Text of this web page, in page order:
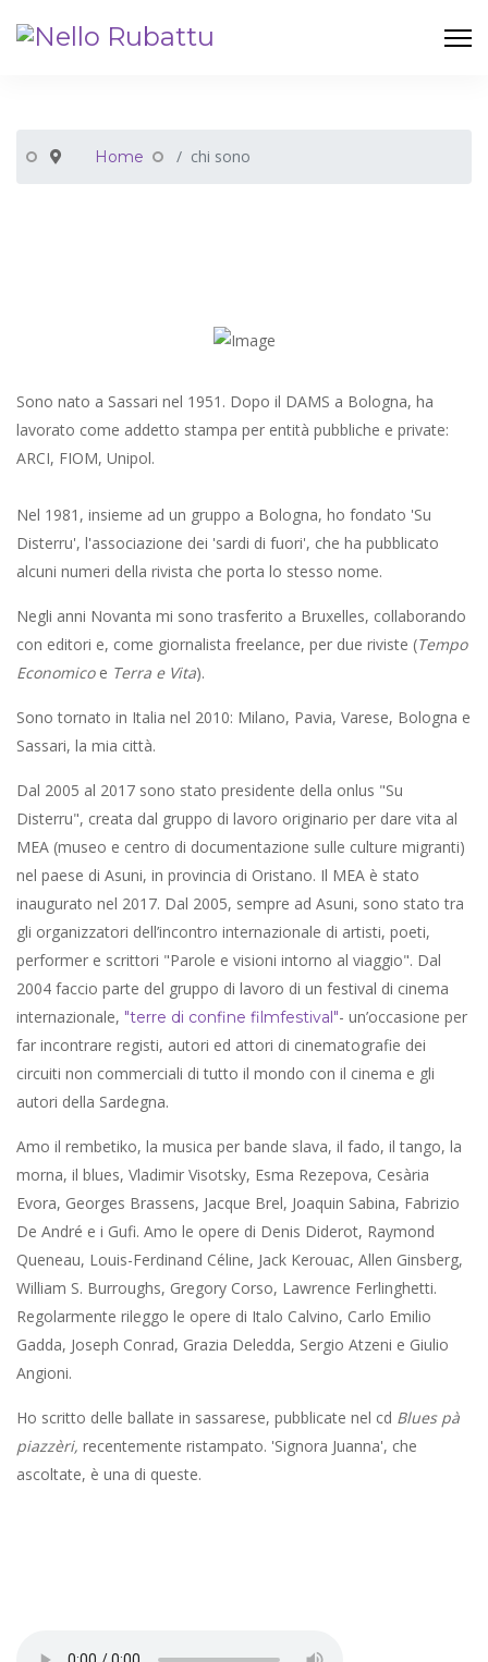
Home chi sono
Sono nato a Sassari nel 1951. Dopo il DAMS a Bologna, ha
lavorato come addetto stampa per entità pubbliche e private:
ARCI, FIOM, Unipol.
Nel 1981, insieme ad un gruppo a Bologna, ho fondato 'Su
Disterru', l'associazione dei 'sardi di fuori', che ha pubblicato
alcuni numeri della rivista che porta lo stesso nome.
Negli anni Novanta mi sono trasferito a Bruxelles, collaborando
con editori e, come giornalista freelance, per due riviste (Tempo
Economico e Terra e Vita).
Sono tornato in Italia nel 2010: Milano, Pavia, Varese, Bologna e
Sassari, la mia città.
Dal 2005 al 2017 sono stato presidente della onlus "Su
Disterru", creata dal gruppo di lavoro originario per dare vita al
MEA (museo e centro di documentazione sulle culture migranti)
nel paese di Asuni, in provincia di Oristano. Il MEA è stato
inaugurato nel 2017. Dal 2005, sempre ad Asuni, sono stato tra
gli organizzatori dell’incontro internazionale di artisti, poeti,
performer e scrittori "Parole e visioni intorno al viaggio". Dal
2004 faccio parte del gruppo di lavoro di un festival di cinema
internazionale, "terre di confine filmfestival"- un’occasione per
far incontrare registi, autori ed attori di cinematografie dei
circuiti non commerciali di tutto il mondo con il cinema e gli
autori della Sardegna.
Amo il rembetiko, la musica per bande slava, il fado, il tango, la
morna, il blues, Vladimir Visotsky, Esma Rezepova, Cesària
Evora, Georges Brassens, Jacque Brel, Joaquin Sabina, Fabrizio
De André e i Gufi. Amo le opere di Denis Diderot, Raymond
Queneau, Louis-Ferdinand Céline, Jack Kerouac, Allen Ginsberg,
William S. Burroughs, Gregory Corso, Lawrence Ferlinghetti.
Regolarmente rileggo le opere di Italo Calvino, Carlo Emilio
Gadda, Joseph Conrad, Grazia Deledda, Sergio Atzeni e Giulio
Angioni.
Ho scritto delle ballate in sassarese, pubblicate nel cd Blues pà
piazzèri, recentemente ristampato. 'Signora Juanna', che
ascoltate, è una di queste.